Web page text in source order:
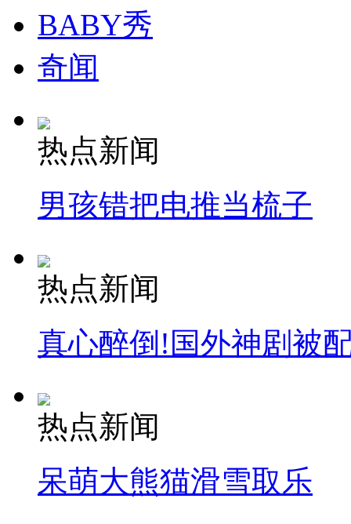
BABY秀
奇闻
热点新闻
男孩错把电推当梳子
热点新闻
真心醉倒!国外神剧被
热点新闻
呆萌大熊猫滑雪取乐